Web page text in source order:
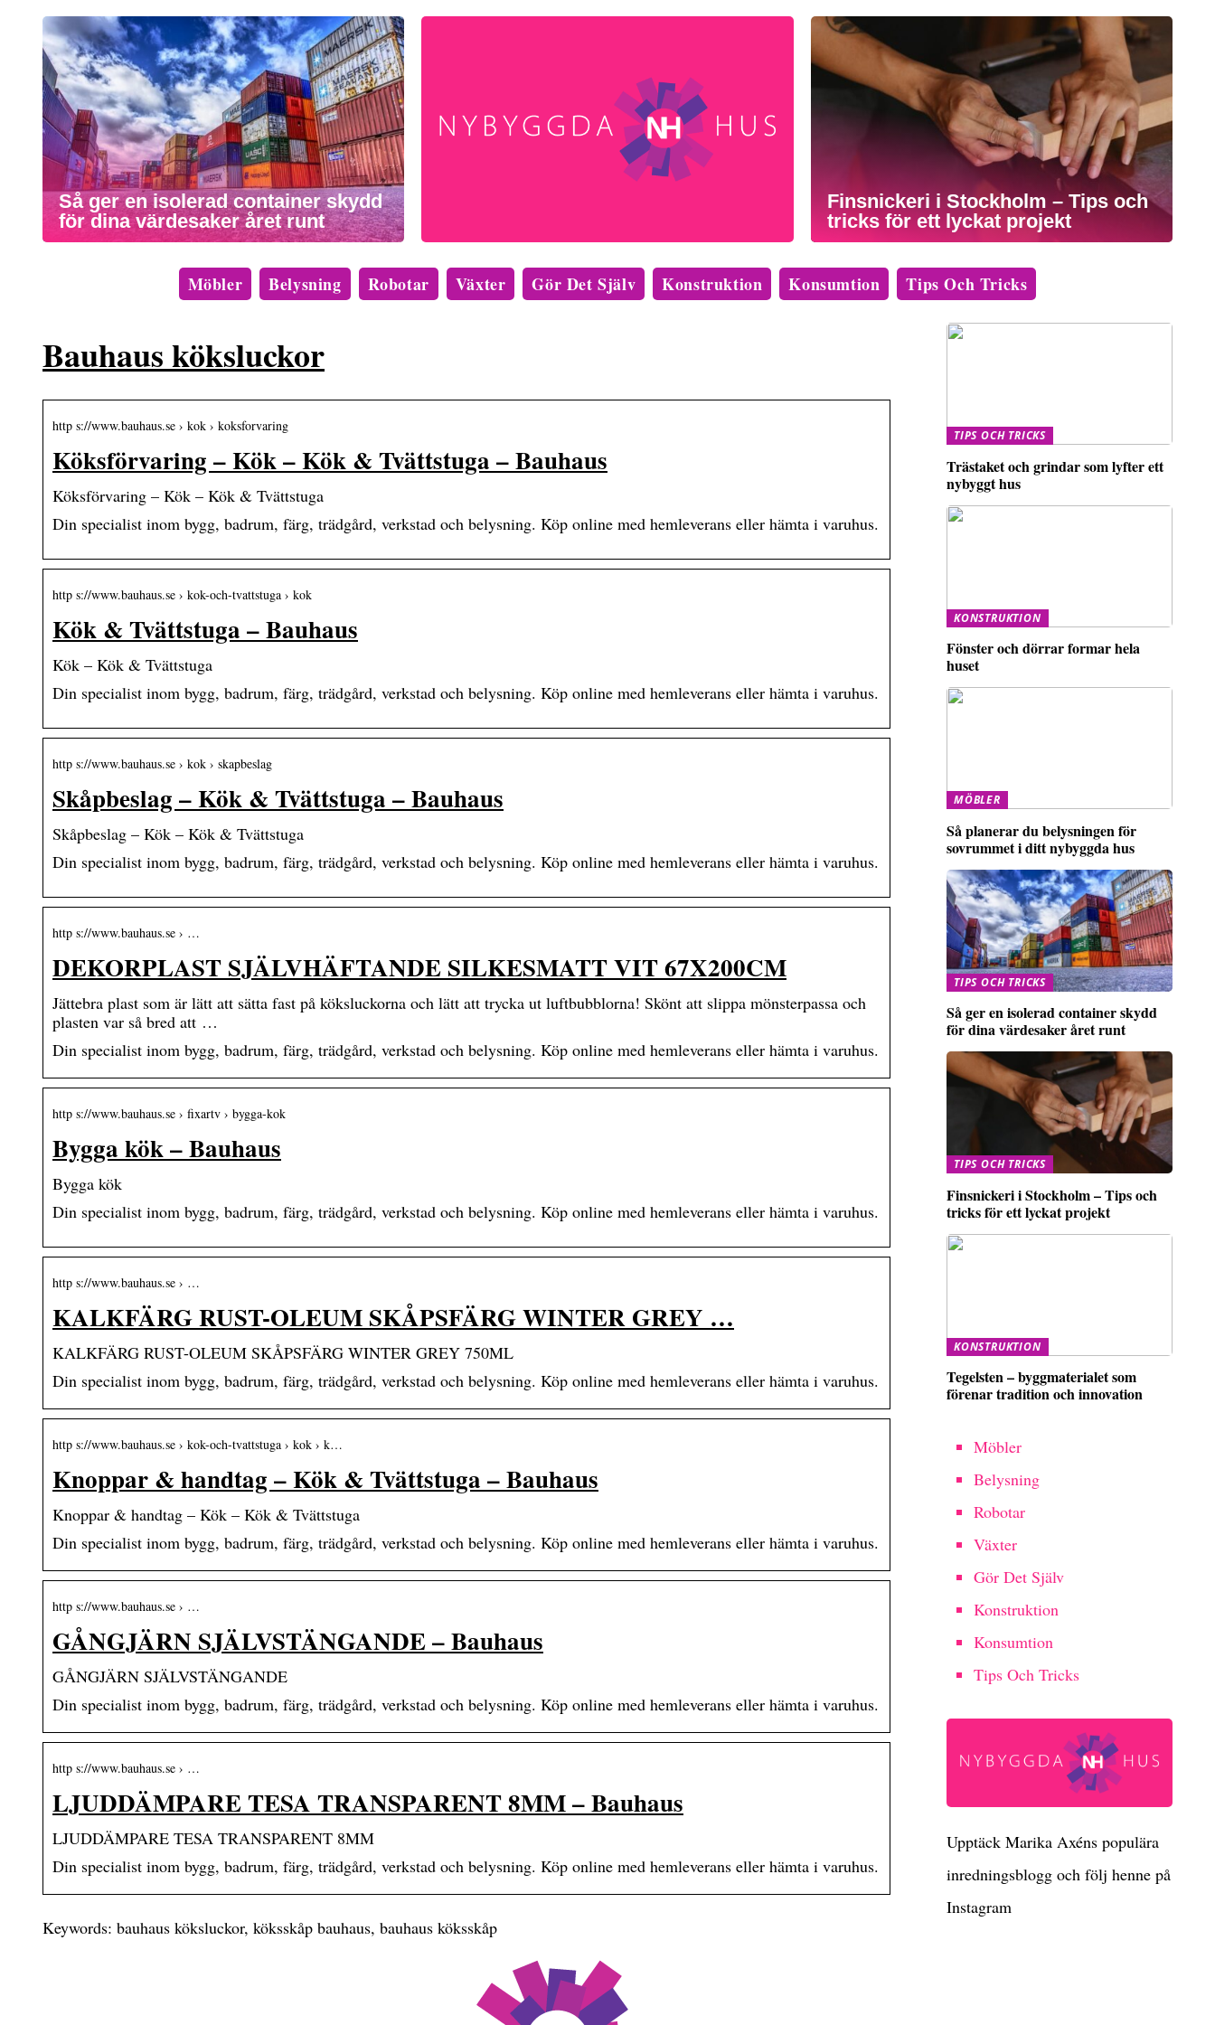
Så ger en isolerad container skydd
för dina värdesaker året runt
Finsnickeri i Stockholm – Tips och
tricks för ett lyckat projekt
Möbler Belysning Robotar Växter Gör Det Själv Konstruktion Konsumtion Tips Och Tricks
Bauhaus köksluckor
http s://www.bauhaus.se › kok › koksforvaring
Köksförvaring – Kök – Kök & Tvättstuga – Bauhaus
Köksförvaring – Kök – Kök & Tvättstuga
Din specialist inom bygg, badrum, färg, trädgård, verkstad och belysning. Köp online med hemleverans eller hämta i varuhus.
http s://www.bauhaus.se › kok-och-tvattstuga › kok
Kök & Tvättstuga – Bauhaus
Kök – Kök & Tvättstuga
Din specialist inom bygg, badrum, färg, trädgård, verkstad och belysning. Köp online med hemleverans eller hämta i varuhus.
http s://www.bauhaus.se › kok › skapbeslag
Skåpbeslag – Kök & Tvättstuga – Bauhaus
Skåpbeslag – Kök – Kök & Tvättstuga
Din specialist inom bygg, badrum, färg, trädgård, verkstad och belysning. Köp online med hemleverans eller hämta i varuhus.
http s://www.bauhaus.se › …
DEKORPLAST SJÄLVHÄFTANDE SILKESMATT VIT 67X200CM
Jättebra plast som är lätt att sätta fast på köksluckorna och lätt att trycka ut luftbubblorna! Skönt att slippa mönsterpassa och
plasten var så bred att …
Din specialist inom bygg, badrum, färg, trädgård, verkstad och belysning. Köp online med hemleverans eller hämta i varuhus.
http s://www.bauhaus.se › fixartv › bygga-kok
Bygga kök – Bauhaus
Bygga kök
Din specialist inom bygg, badrum, färg, trädgård, verkstad och belysning. Köp online med hemleverans eller hämta i varuhus.
http s://www.bauhaus.se › …
KALKFÄRG RUST-OLEUM SKÅPSFÄRG WINTER GREY …
KALKFÄRG RUST-OLEUM SKÅPSFÄRG WINTER GREY 750ML
Din specialist inom bygg, badrum, färg, trädgård, verkstad och belysning. Köp online med hemleverans eller hämta i varuhus.
http s://www.bauhaus.se › kok-och-tvattstuga › kok › k…
Knoppar & handtag – Kök & Tvättstuga – Bauhaus
Knoppar & handtag – Kök – Kök & Tvättstuga
Din specialist inom bygg, badrum, färg, trädgård, verkstad och belysning. Köp online med hemleverans eller hämta i varuhus.
http s://www.bauhaus.se › …
GÅNGJÄRN SJÄLVSTÄNGANDE – Bauhaus
GÅNGJÄRN SJÄLVSTÄNGANDE
Din specialist inom bygg, badrum, färg, trädgård, verkstad och belysning. Köp online med hemleverans eller hämta i varuhus.
http s://www.bauhaus.se › …
LJUDDÄMPARE TESA TRANSPARENT 8MM – Bauhaus
LJUDDÄMPARE TESA TRANSPARENT 8MM
Din specialist inom bygg, badrum, färg, trädgård, verkstad och belysning. Köp online med hemleverans eller hämta i varuhus.
Keywords: bauhaus köksluckor, köksskåp bauhaus, bauhaus köksskåp
TIPS OCH TRICKS
Trästaket och grindar som lyfter ett
nybyggt hus
KONSTRUKTION
Fönster och dörrar formar hela
huset
MÖBLER
Så planerar du belysningen för
sovrummet i ditt nybyggda hus
TIPS OCH TRICKS
Så ger en isolerad container skydd
för dina värdesaker året runt
TIPS OCH TRICKS
Finsnickeri i Stockholm – Tips och
tricks för ett lyckat projekt
KONSTRUKTION
Tegelsten – byggmaterialet som
förenar tradition och innovation
Möbler
Belysning
Robotar
Växter
Gör Det Själv
Konstruktion
Konsumtion
Tips Och Tricks
Upptäck Marika Axéns populära
inredningsblogg och följ henne på
Instagram